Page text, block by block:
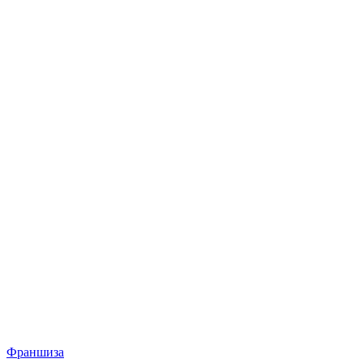
Франшиза